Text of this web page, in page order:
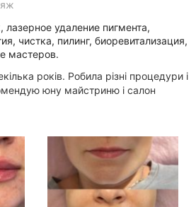
удаление пигмента,
чистка, пилинг, биоревитализация,
мастеров.
років. Робила різні процедури і
юну майстриню і салон